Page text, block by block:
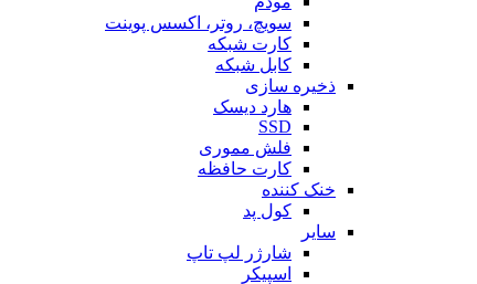
سویچ، روتر، اکسس پوینت
کارت شبکه
کابل شبکه
ذخیره سازی
هارد دیسک
SSD
فلش مموری
کارت حافظه
خنک کننده
کول پد
سایر
شارژر لپ تاپ
اسپیکر